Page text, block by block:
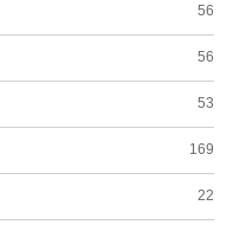
56
56
53
169
22